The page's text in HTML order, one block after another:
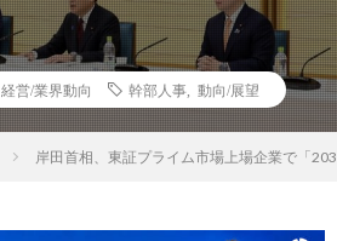
経営/業界動向 幹部人事 動向/展望
岸田首相、東証プライム市場上場企業で「